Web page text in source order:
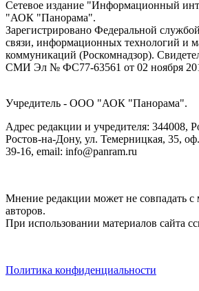
Сетевое издание "Информационный
"АОК "Панорама".
Зарегистрировано Федеральной
связи, информационных технологий и
коммуникаций (Роскомнадзор).
СМИ Эл № ФС77-63561 от 02 ноября
Учредитель - ООО "АОК "Панорама".
Адрес редакции и учредителя: 344008,
Ростов-на-Дону, ул. Темерницкая, 35,
39-16, email: info@panram.ru
Мнение редакции может не совпадать
авторов.
При использовании материалов сайта
Политика конфиденциальности